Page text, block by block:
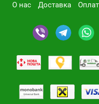
О нас Доставка